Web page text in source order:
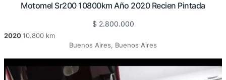
Motomel Sr200 10800km Año 2020 Recien Pintada
$ 2.800.000
202010.800 km
Buenos Aires, Buenos Aires